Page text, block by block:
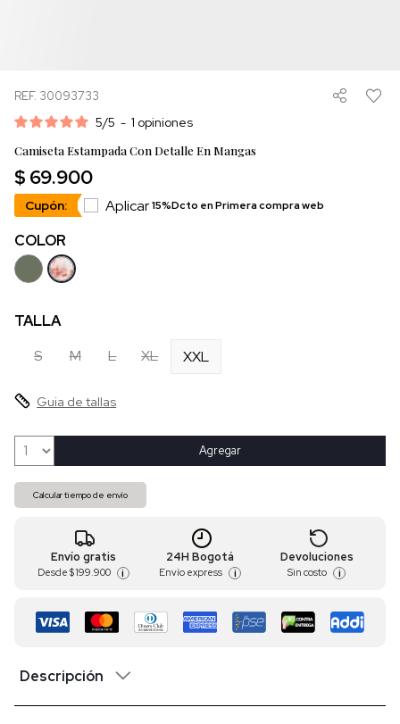
REF. 30093733
5/5 - 1 opiniones
Camiseta Estampada Con Detalle En Mangas
$ 69.900
Cupón: Aplicar15%Dcto en Primera compra web
COLOR
TALLA
S
M L XL XXL
Guia de tallas
Agregar
Calcular tiempo de envío
Envío gratis
Desde $ 199.900 i
24H Bogotá
Envío express i
Devoluciones
Sin costo i
Descripción